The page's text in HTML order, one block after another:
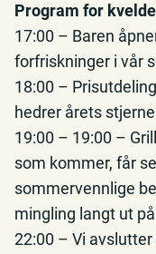
Program for
17:00 – Baren
forfriskninger i vår
18:00 –
hedrer årets
19:00 – 19:00 –
som kommer, får
sommervennlige
mingling langt ut
22:00 – Vi